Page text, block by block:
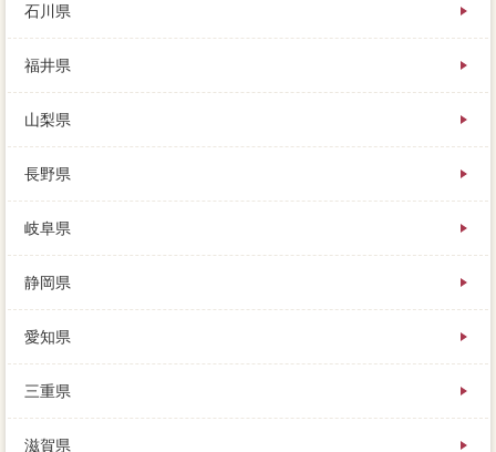
石川県
福井県
山梨県
長野県
岐阜県
静岡県
愛知県
三重県
滋賀県